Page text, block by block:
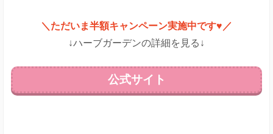
＼ただいま半額キャンペーン実施中です♥／
↓ハーブガーデンの詳細を見る↓
公式サイト